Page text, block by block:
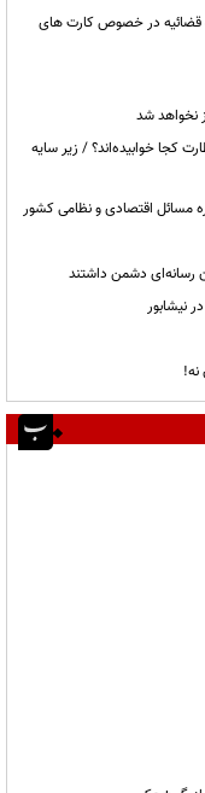
قضائیه در خصوص کارت های
نخواهد شد
کجا خوابیده‌اند؟ / زیر سایه
مسائل اقتصادی و نظامی کشور
رسانه‌ای دشمن داشتند
نه!